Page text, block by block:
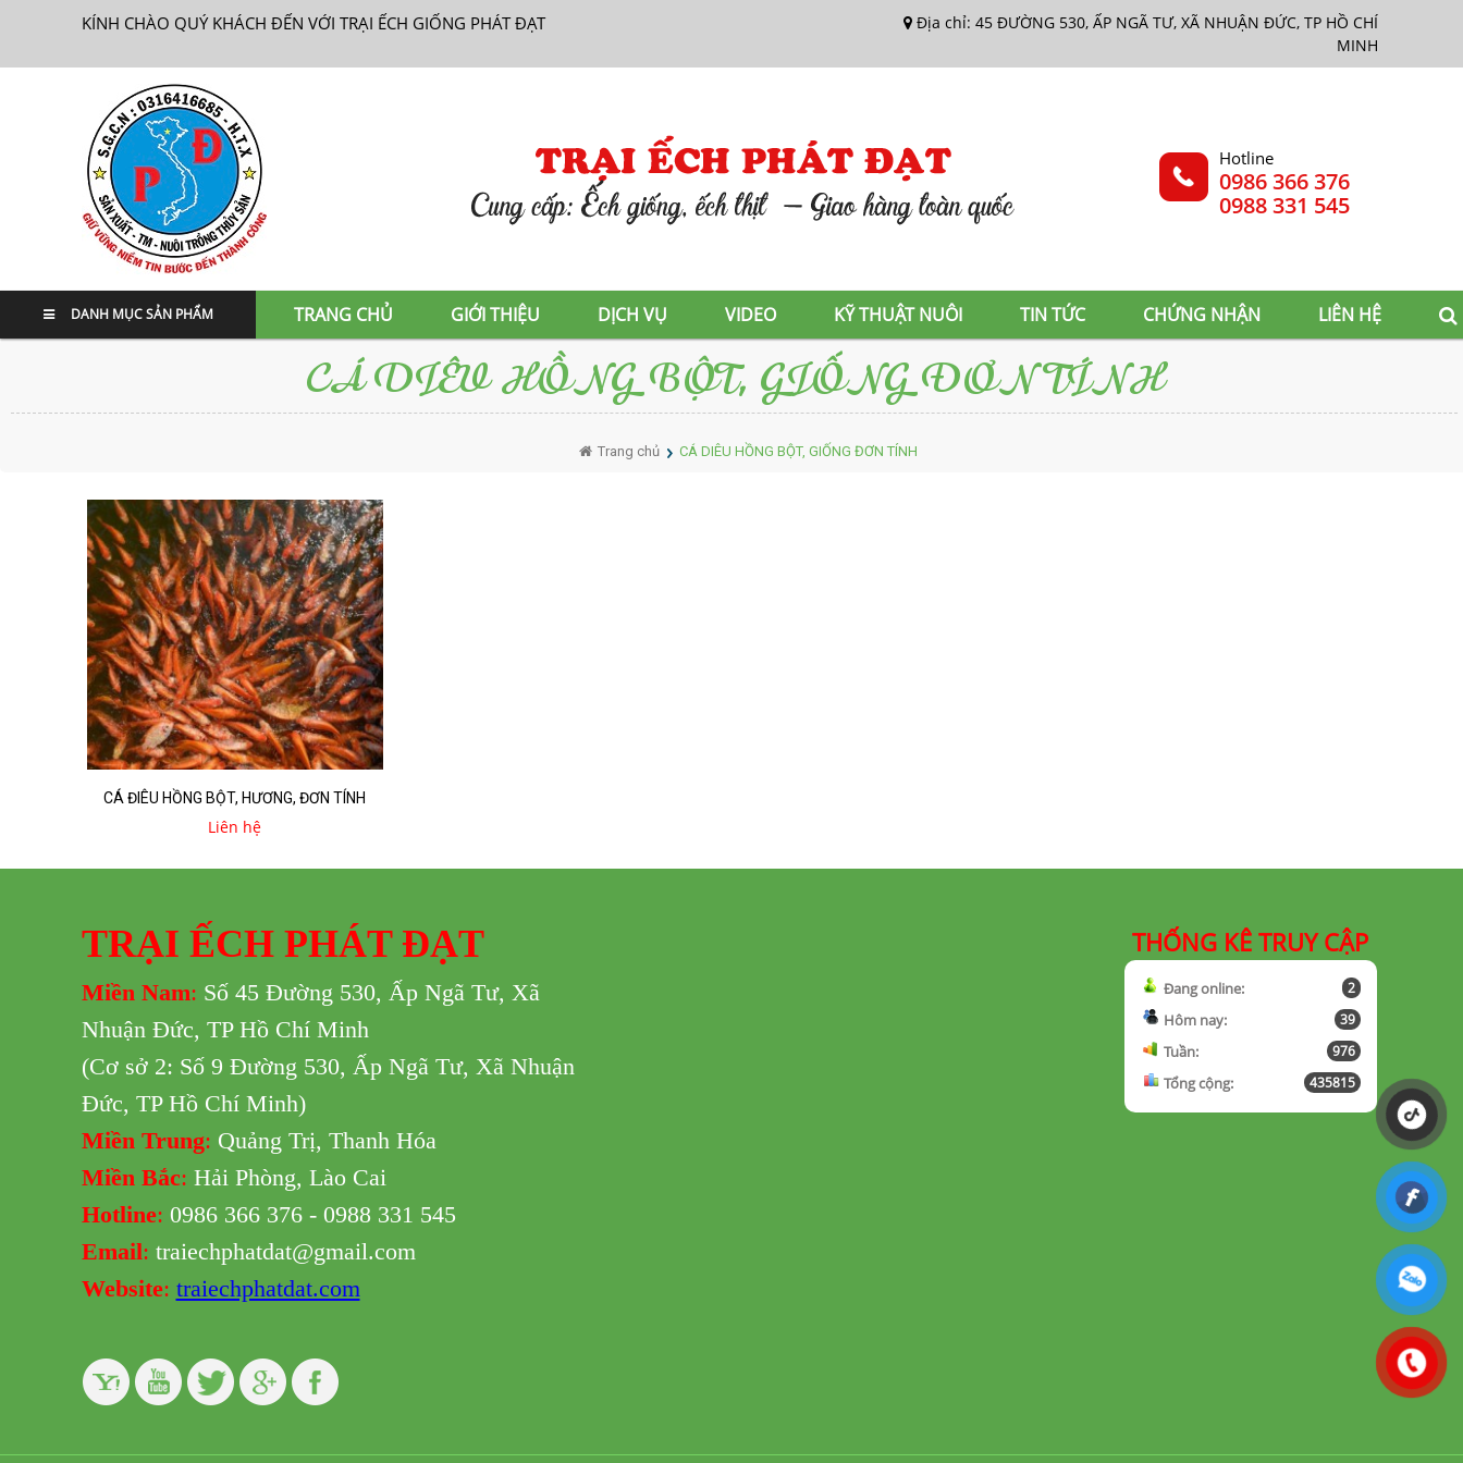
KÍNH CHÀO QUÝ KHÁCH ĐẾN VỚI TRẠI ẾCH GIỐNG PHÁT ĐẠT Địa chỉ: 45 ĐƯỜNG 530, ẤP NGÃ TƯ, XÃ NHUẬN ĐỨC, TP HỒ CHÍ
MINH
Hotline
0986 366 376
0988 331 545
DANH MỤC SẢN PHẨM TRANG CHỦ GIỚI THIỆU DỊCH VỤ VIDEO KỸ THUẬT NUÔI TIN TỨC CHỨNG NHẬN LIÊN HỆ
CÁ DIÊU HỒNG BỘT, GIỐNG ĐƠN TÍNH
Trang chủ CÁ DIÊU HỒNG BỘT, GIỐNG ĐƠN TÍNH
CÁ ĐIÊU HỒNG BỘT, HƯƠNG, ĐƠN TÍNH
Liên hệ
TRẠI ẾCH PHÁT ĐẠT
Miền Nam: Số 45 Đường 530, Ấp Ngã Tư, Xã
Nhuận Đức, TP Hồ Chí Minh
(Cơ sở 2: Số 9 Đường 530, Ấp Ngã Tư, Xã Nhuận
Đức, TP Hồ Chí Minh)
Miền Trung: Quảng Trị, Thanh Hóa
Miền Bắc: Hải Phòng, Lào Cai
Hotline: 0986 366 376 - 0988 331 545
Email: traiechphatdat@gmail.com
Website: traiechphatdat.com
THỐNG KÊ TRUY CẬP
Đang online: 2
Hôm nay: 39
Tuần: 976
Tổng cộng: 435815